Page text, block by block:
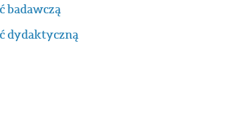
badawczą
dydaktyczną